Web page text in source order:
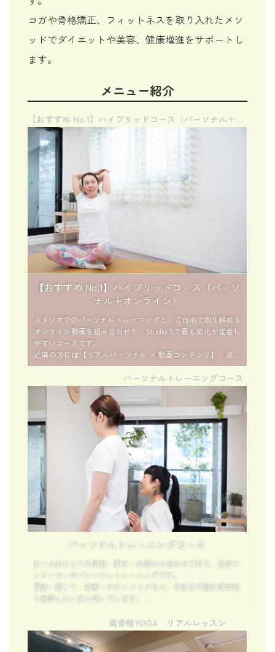
ヨガや骨格矯正、フィットネスを取り入れたメソ
ッドでダイエットや美容、健康増進をサポートし
ます。
メニュー紹介
【おすすめ No.1】ハイブリッドコース（パーソナル＋オンライン）
【おすすめ No.1】ハイブリッドコース（パーソ
ナル＋オンライン）
スタジオでのパーソナルトレーニングと、ご自宅で取り組める
オンライン動画を組み合わせた、Studio Sで最も変化が定着し
やすいコースです。
近隣の方には【リアルパーソナル × 動画コンテンツ】、遠方
の方には【オンラインパーソナル × 動画コンテンツ】を組み
合わせ、それぞれの環境に合わせて“最適な形”でサポートしま
す。
レッスンで整えたカラダを動画で学び、日常の動きやセルフケ
アで“リバウンドなく”育てていくことが特徴です。
一時的な改善ではなく、生活の中でキレイと快適を定着させた
い方、自力でも整えられる力を身につけたい方におすすめで
パーソナルトレーニングコース
パーソナルトレーニングコース
お一人おひとりの骨格・動き・お悩みに合わせて行う、完全マ
ンツーマンのパーソナルトレーニングです。
腰痛・肩こり・姿勢・ボディメイクなど、今ある不調を集中的
に改善したい方に向いています。
不調が強い時期は、まず整えることがキレイへの最善の近道。
プロの手で直接調整を受けながら、
一人でカラダを動かすことが苦手な方、
まずは自分の状態をしっかり知りたい方におすすめです。
美骨格YOGA リアルレッスン